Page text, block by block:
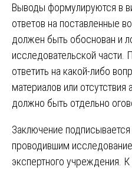
Выводы формулируются в
ответов на поставленные
должен быть обоснован и
исследовательской части.
ответить на какой-либо
материалов или
должно быть отдельно
Заключение
проводившим
экспертного учреждения.